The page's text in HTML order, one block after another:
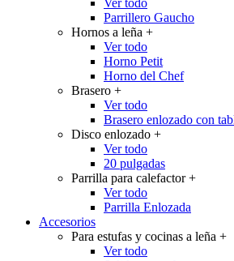
Ver todo
Parrillero Gaucho
Hornos a leña +
Ver todo
Horno Petit
Horno del Chef
Brasero +
Ver todo
Brasero enlozado con
Disco enlozado +
Ver todo
20 pulgadas
Parrilla para calefactor+
Ver todo
Parrilla Enlozada
Accesorios
Para estufas y cocinas a leña +
Ver todo